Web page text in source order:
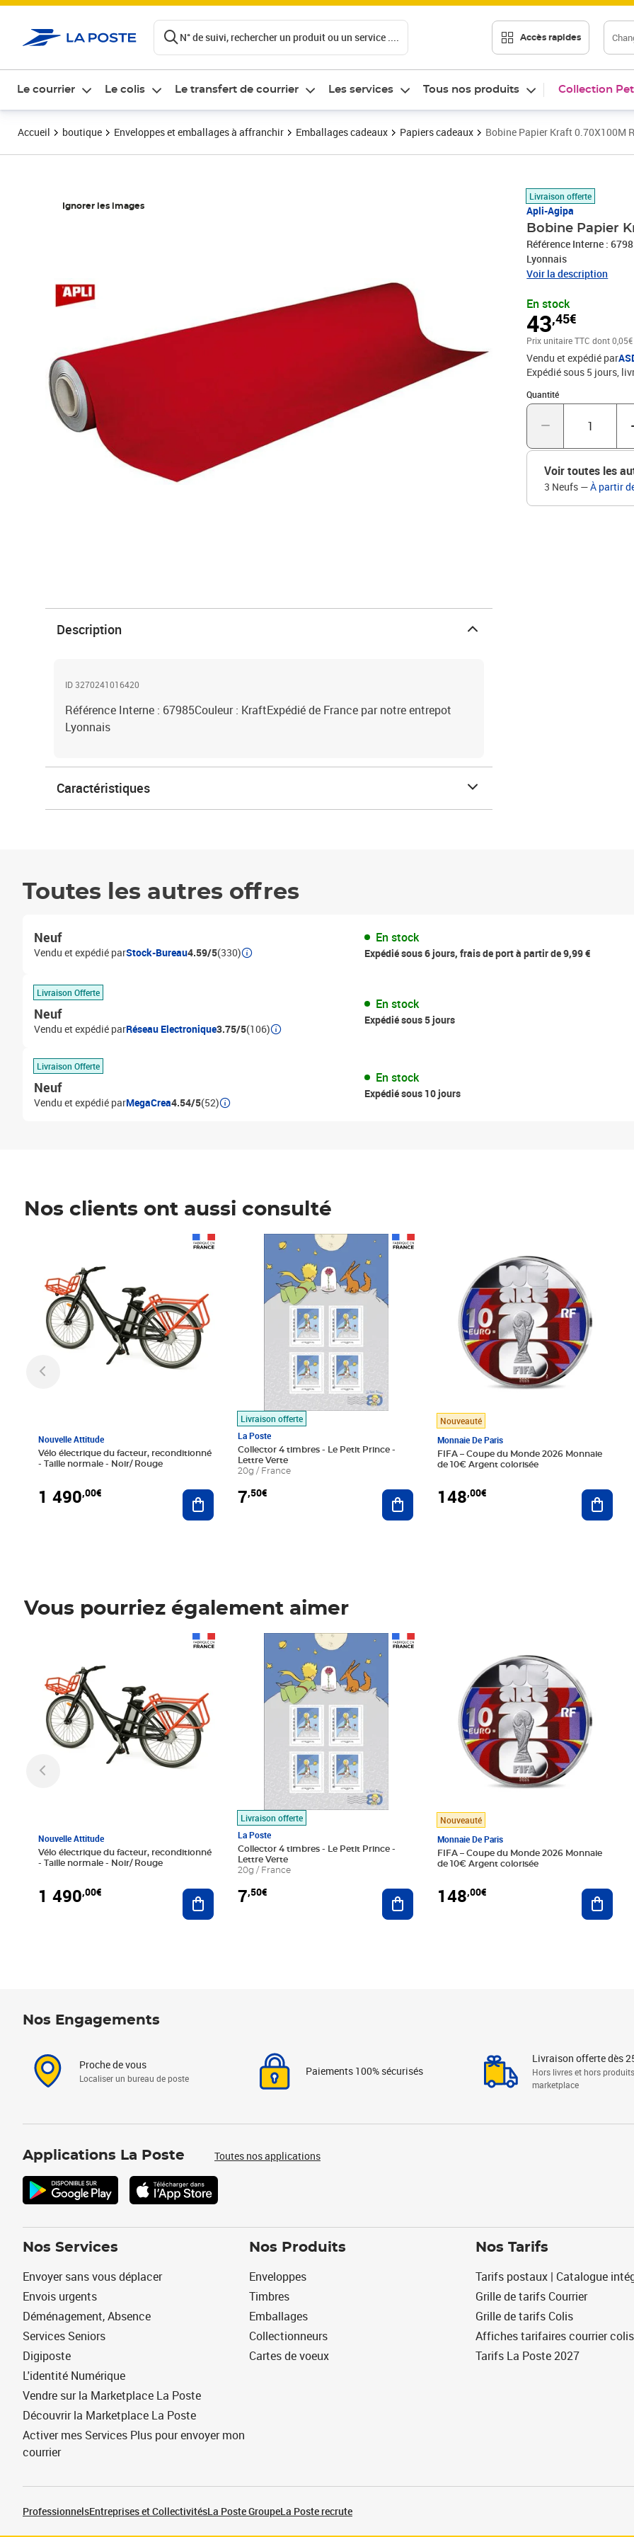
N° de suivi, rechercher un produit ou un service .... Accès rapides
Le courrier Le colis Le transfert de courrier Les services Tous nos produits Collection
Accueil boutique Enveloppes et emballages à affranchir Emballages cadeaux Papiers cadeaux Bobine Papier Kraft 0.70X100M
Ignorer les images
Livraison offerte
Apli-Agipa
Bobine Papier
Référence Interne :
Lyonnais
Voir la description
En stock
43,45€
Prix 43,45€
Prix unitaire TTCdont
Vendu et expédié par
Expédié sous 5 jours
Quantité
Quantité : 1
Voir toutes les
3 Neufs —À partir
Description
ID 3270241016420
Référence Interne : 67985Couleur : KraftExpédié de France par notre entrepot
Lyonnais
Caractéristiques
Toutes les autres offres
Neuf
Vendu et expédié parStock-Bureau4.59/5(330)
En stock
Expédié sous 6 jours, frais de port à partir de 9,99 €
Livraison Offerte
Neuf
Vendu et expédié parRéseau Electronique3.75/5(106)
En stock
Expédié sous 5 jours
Livraison Offerte
Neuf
Vendu et expédié parMegaCrea4.54/5(52)
En stock
Expédié sous 10 jours
Nos clients ont aussi consulté
Nouvelle Attitude
Vélo électrique du facteur, reconditionné
- Taille normale - Noir/ Rouge
1 490,00€ Ajouter au panier
Livraison offerte
La Poste
Collector 4 timbres - Le Petit Prince -
Lettre Verte
20g / France
7,50€
Prix 7,50€
Ajouter au panier
Nouveauté
Monnaie De Paris
FIFA – Coupe du Monde 2026 Monnaie
de 10€ Argent colorisée
148,00€
Vous pourriez également aimer
Nouvelle Attitude
Vélo électrique du facteur, reconditionné
- Taille normale - Noir/ Rouge
1 490,00€ Ajouter au panier
Livraison offerte
La Poste
Collector 4 timbres - Le Petit Prince -
Lettre Verte
20g / France
7,50€
Prix 7,50€
Ajouter au panier
Nouveauté
Monnaie De Paris
FIFA – Coupe du Monde 2026 Monnaie
de 10€ Argent colorisée
148,00€
Nos Engagements
Proche de vous
Localiser un bureau de poste
Paiements 100% sécurisés
Livraison offerte dès
Hors livres et hors produits
marketplace
Applications La Poste Toutes nos applications
Nos Services
Envoyer sans vous déplacer
Envois urgents
Déménagement, Absence
Services Seniors
Digiposte
L'identité Numérique
Vendre sur la Marketplace La Poste
Découvrir la Marketplace La Poste
Activer mes Services Plus pour envoyer mon
courrier
Nos Produits
Enveloppes
Timbres
Emballages
Collectionneurs
Cartes de voeux
Nos Tarifs
Tarifs postaux | Catalogue
Grille de tarifs Courrier
Grille de tarifs Colis
Affiches tarifaires courrier colis
Tarifs La Poste 2027
ProfessionnelsEntreprises et CollectivitésLa Poste GroupeLa Poste recrute